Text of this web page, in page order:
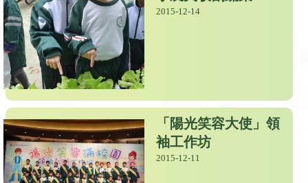
2015-12-14
「陽光笑容大使」領
袖工作坊
2015-12-11